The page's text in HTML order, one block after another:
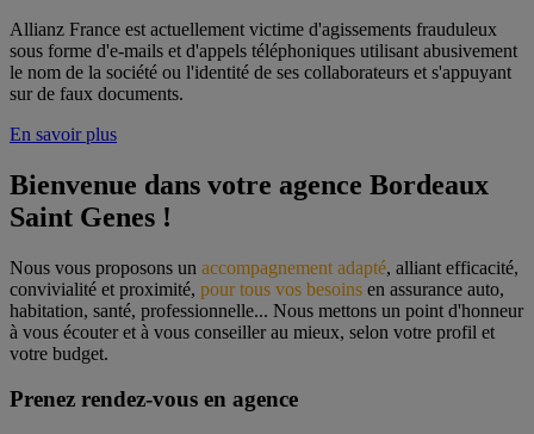
Allianz France est actuellement victime d'agissements frauduleux
sous forme d'e-mails et d'appels téléphoniques utilisant abusivement
le nom de la société ou l'identité de ses collaborateurs et s'appuyant
sur de faux documents.
En savoir plus
Bienvenue dans votre agence Bordeaux
Saint Genes !
Nous vous proposons un accompagnement adapté, alliant efficacité,
convivialité et proximité, pour tous vos besoins en assurance auto,
habitation, santé, professionnelle... Nous mettons un point d'honneur
à vous écouter et à vous conseiller au mieux, selon votre profil et
votre budget.
Prenez rendez-vous en agence